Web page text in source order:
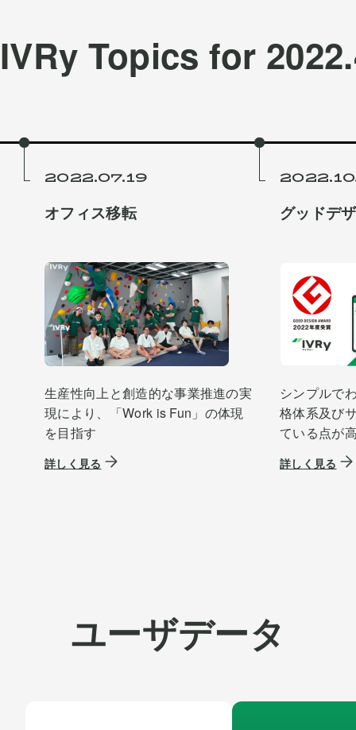
IVRy Topics for
2022.07.19
オフィス移転
生産性向上と創造的な事業推進の実
現により、「Work is Fun」の体現
を目指す
詳しく見る
グッドデ
シンプルで
格体系及び
ている点が
詳しく見る
ユーザデータ